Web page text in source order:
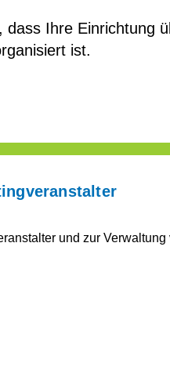
Ihre Einrichtung
ist.
und zur